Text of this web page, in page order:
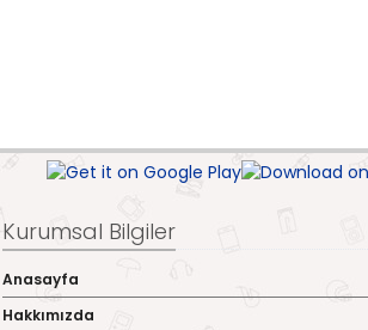
Kurumsal Bilgiler
Anasayfa
Hakkımızda